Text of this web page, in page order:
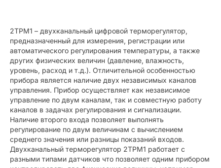
2ТРМ1 – двухканальный цифровой терморегулятор,
предназначенный для измерения, регистрации или
автоматического регулирования температуры, а также
других физических величин (давление, влажность,
уровень, расход и т.д.). Отличительной особенностью
прибора является наличие двух независимых каналов
управления. Прибор осуществляет как независимое
управление по двум каналам, так и совместную работу
каналов в задачах регулирования и сигнализации.
Наличие второго входа позволяет выполнять
регулирование по двум величинам с вычислением
среднего значения или разницы показаний входов.
Двухканальный терморегулятор 2ТРМ1 работает с
разными типами датчиков что позволяет одним прибором